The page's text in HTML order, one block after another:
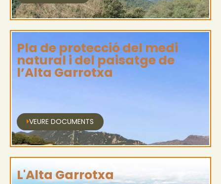
Pla de protecció del medi
natural i del paisatge de
l’Alta Garrotxa
VEURE DOCUMENTS
L'Alta Garrotxa